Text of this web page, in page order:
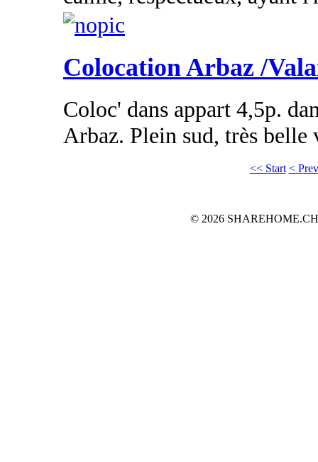
Colocation Arbaz /
Coloc' dans appart 4,5p.
Arbaz. Plein sud, très belle
<< Start < Prev
© 2026